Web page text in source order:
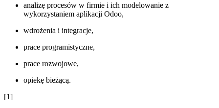
analizę procesów w firmie i ich modelowanie z
wykorzystaniem aplikacji Odoo,
wdrożenia i integracje,
prace programistyczne,
prace rozwojowe,
opiekę bieżącą.
[1]